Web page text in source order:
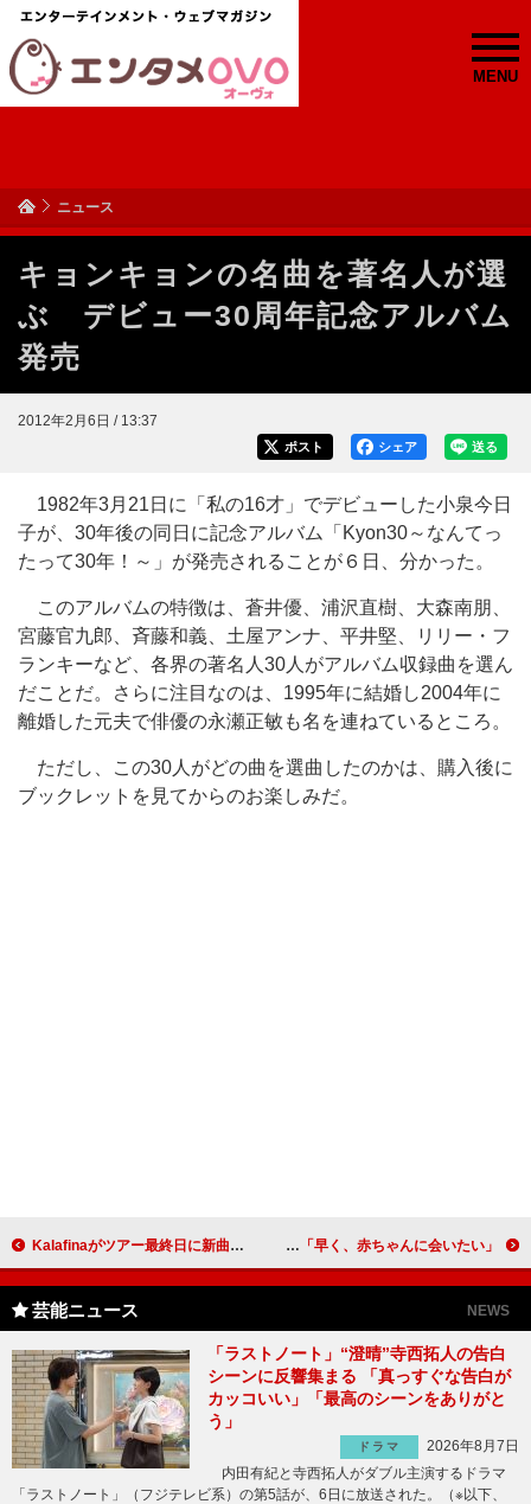
MENU
ニュース
キョンキョンの名曲を著名人が選
ぶ デビュー30周年記念アルバム
発売
2012年2月6日 / 13:37
送る
シェア
ポスト
1982年3月21日に「私の16才」でデビューした小泉今日
子が、30年後の同日に記念アルバム「Kyon30～なんてっ
たって30年！～」が発売されることが６日、分かった。
このアルバムの特徴は、蒼井優、浦沢直樹、大森南朋、
宮藤官九郎、斉藤和義、土屋アンナ、平井堅、リリー・フ
ランキーなど、各界の著名人30人がアルバム収録曲を選ん
だことだ。さらに注目なのは、1995年に結婚し2004年に
離婚した元夫で俳優の永瀬正敏も名を連ねているところ。
ただし、この30人がどの曲を選曲したのかは、購入後に
ブックレットを見てからのお楽しみだ。
Kalafinaがツアー最終日に新曲初披露 Hikaru「次につながるツアーになった」 山田花子、妊娠５カ月喜びのコメント 「早く、赤ちゃんに会いたい」
芸能ニュース NEWS
「ラストノート」“澄晴”寺西拓人の告白
シーンに反響集まる 「真っすぐな告白が
カッコいい」「最高のシーンをありがと
う」
ドラマ
2026年8月7日
内田有紀と寺西拓人がダブル主演するドラマ
「ラストノート」（フジテレビ系）の第5話が、6日に放送された。（※以下、